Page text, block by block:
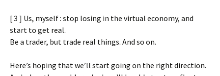
[ 3 ] Us, myself : stop losing in the virtual economy, and
start to get real.
Be a trader, but trade real things. And so on.
Here’s hoping that we’ll start going on the right direction.